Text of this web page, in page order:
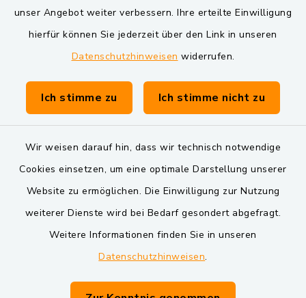
unser Angebot weiter verbessern. Ihre erteilte Einwilligung
hierfür können Sie jederzeit über den Link in unseren
Datenschutzhinweisen widerrufen.
Ich stimme zu Ich stimme nicht zu
Wir weisen darauf hin, dass wir technisch notwendige
Cookies einsetzen, um eine optimale Darstellung unserer
Website zu ermöglichen. Die Einwilligung zur Nutzung
weiterer Dienste wird bei Bedarf gesondert abgefragt.
Weitere Informationen finden Sie in unseren
Datenschutzhinweisen.
Markt Schwarzenfeld
Gemeinde Schwarzach bei Nabburg
Verwaltungsgemeinschaft Schwarzenfeld
Barrierefreiheit